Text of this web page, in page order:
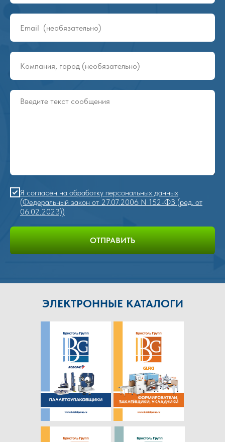
11 1:09
Я согласен на обработку персональных данных
(Федеральный закон от 27.07.2006 N 152-ФЗ (ред. от
06.02.2023))
ОТПРАВИТЬ
ЭЛЕКТРОННЫЕ КАТАЛОГИ